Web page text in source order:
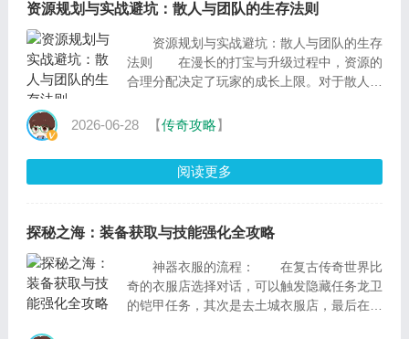
资源规划与实战避坑：散人与团队的生存法则
资源规划与实战避坑：散人与团队的生存
法则 在漫长的打宝与升级过程中，资源的
合理分配决定了玩家的成长上限。对于散人玩
守骷髅精灵
2026-06-28 【传奇攻略】
阅读更多
探秘之海：装备获取与技能强化全攻略
神器衣服的流程： 在复古传奇世界比
奇的衣服店选择对话，可以触发隐藏任务龙卫
的铠甲任务，其次是去土城衣服店，最后在白